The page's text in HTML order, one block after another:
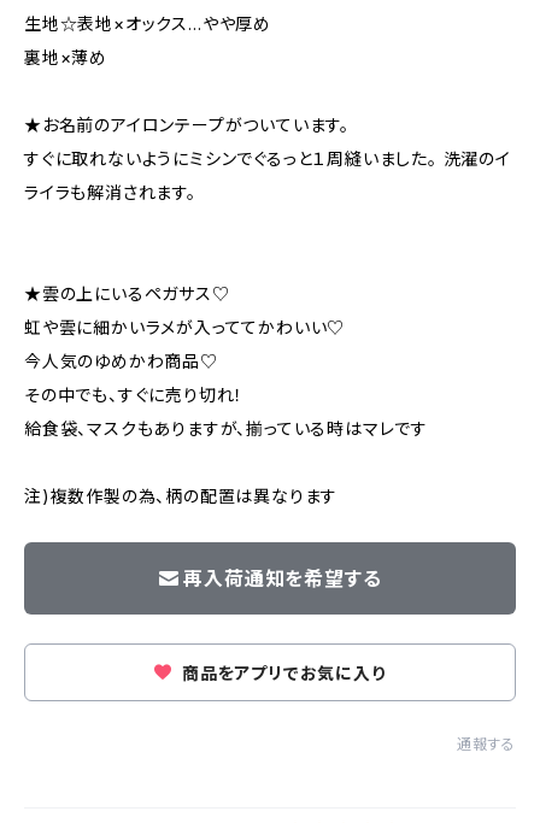
生地☆表地×オックス…やや厚め
裏地×薄め
★お名前のアイロンテープがついています。
すぐに取れないようにミシンでぐるっと１周縫いました。 洗濯のイ
ライラも解消されます。
★雲の上にいるペガサス♡
虹や雲に細かいラメが入っててかわいい♡
今人気のゆめかわ商品♡
その中でも、すぐに売り切れ！
給食袋、マスクもありますが、揃っている時はマレです
注)複数作製の為、柄の配置は異なります
再入荷通知を希望する
商品をアプリでお気に入り
通報する